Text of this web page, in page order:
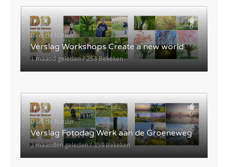
0
Deel de Natuur
Verslag Workshops Create a new world
1 maand geleden 253 Bekeken
0
Deel de Natuur
Verslag Fotodag Werk aan de Groeneweg
3 maanden geleden 359 Bekeken